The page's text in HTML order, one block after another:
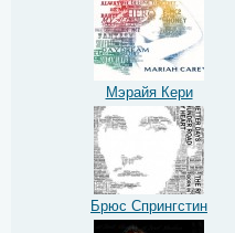
Мэрайя Кери
Брюс Спрингстин